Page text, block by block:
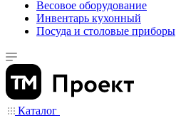
Весовое оборудование
Инвентарь кухонный
Посуда и столовые приборы
Каталог